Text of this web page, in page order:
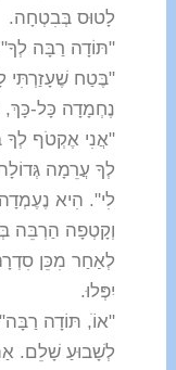
לָטוּס בְּבִטְחָה.
"תּוֹדָה רַבָּה
"בֶּטַח שֶׁעָזַרְתִּי
נֶחְמָדָה כָּל-כָּךְ,
"אֲנִי אֶקְטֹף לְךָ
לְךָ עֲרֵמָה
לִי". הִיא
וְקָטְפָה הַרְבֵּה
לְאַחַר מִכֵּן
יִפְּלוּ.
"אוֹֹ, תּוֹדָה
לְשָׁבוּעַ שָׁלֵם.